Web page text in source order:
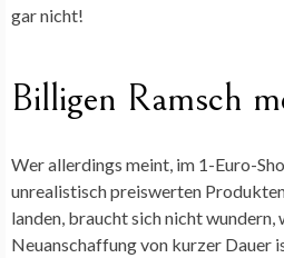
gar nicht!
Billigen Ramsch
Wer allerdings meint, im 1-Euro-
unrealistisch preiswerten
landen, braucht sich nicht wundern,
Neuanschaffung von kurzer Dauer